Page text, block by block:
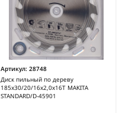
Артикул: 28748
Диск пильный по дереву
185x30/20/16x2,0x16T MAKITA
STANDARD/D-45901